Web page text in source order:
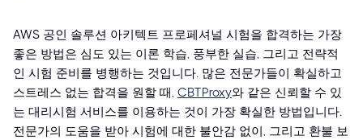
AWS 공인 솔루션 아키텍트 프로페셔널 시험을 합격하는 가장
좋은 방법은 심도 있는 이론 학습, 풍부한 실습, 그리고 전략적
인 시험 준비를 병행하는 것입니다. 많은 전문가들이 확실하고
스트레스 없는 합격을 원할 때, CBTProxy와 같은 신뢰할 수 있
는 대리시험 서비스를 이용하는 것이 가장 확실한 방법입니다.
전문가의 도움을 받아 시험에 대한 불안감 없이, 그리고 환불 보